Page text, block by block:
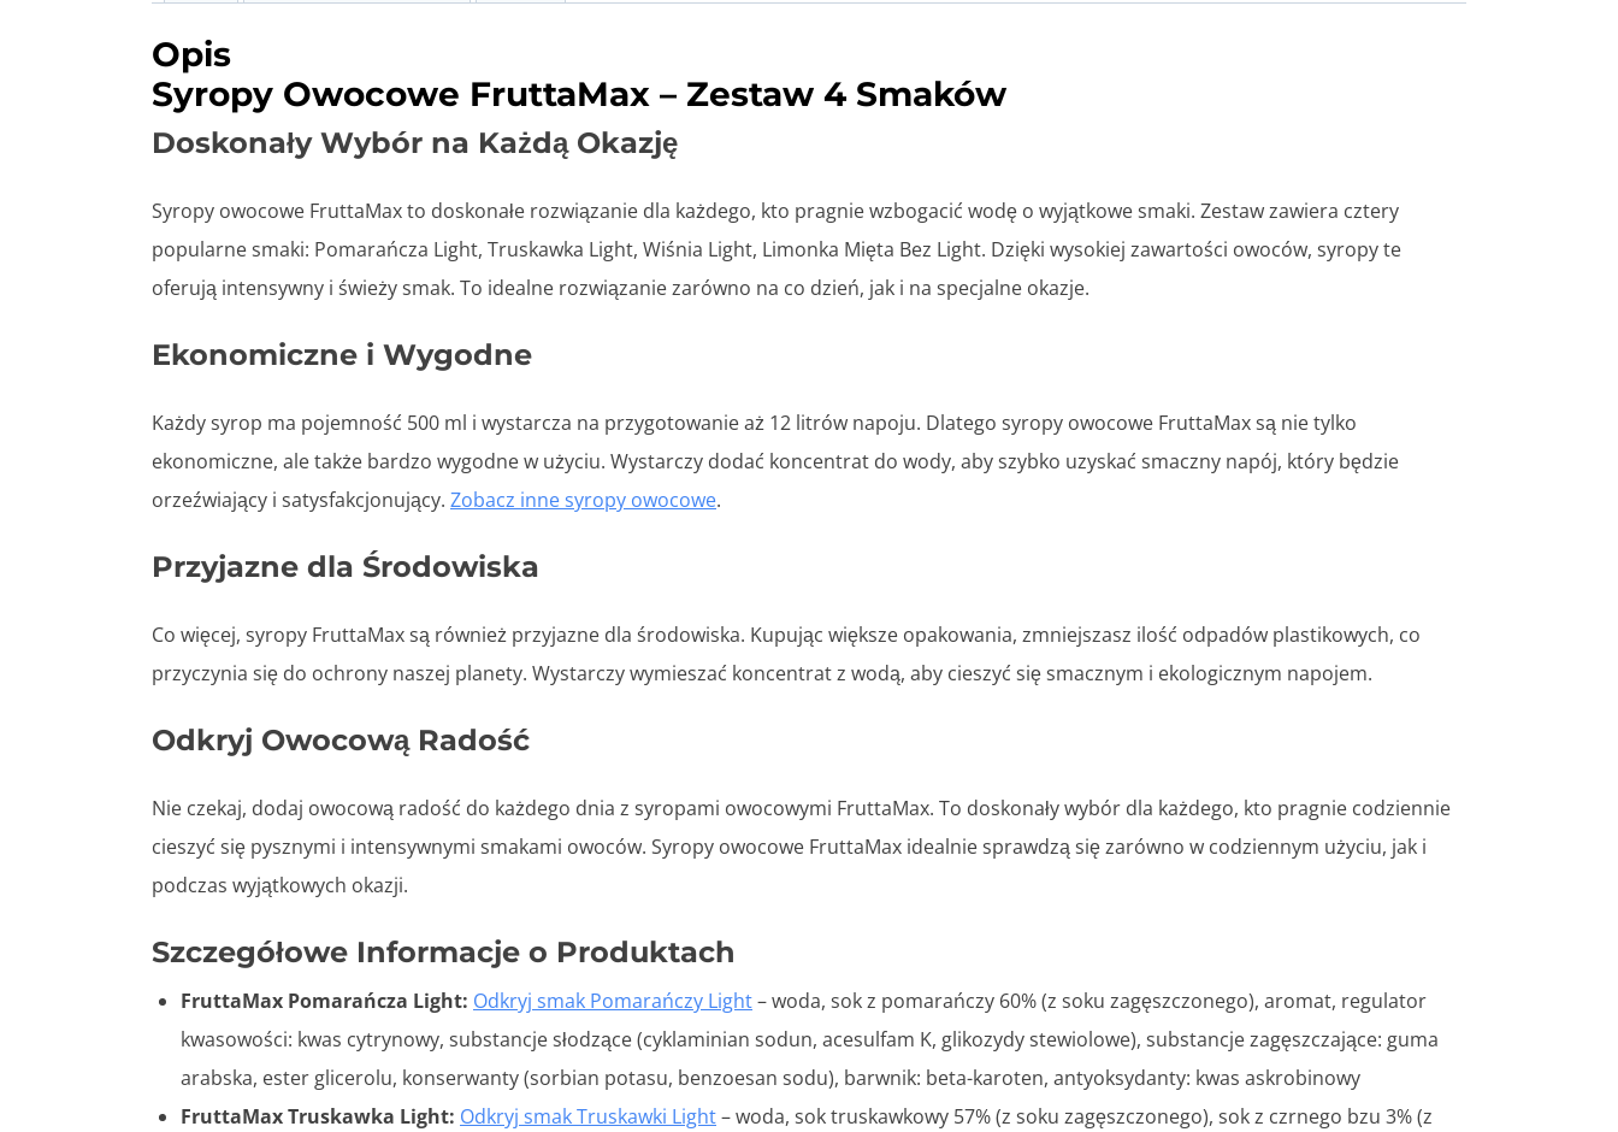
Opis
Syropy Owocowe FruttaMax – Zestaw 4 Smaków
Doskonały Wybór na Każdą Okazję
Syropy owocowe FruttaMax to doskonałe rozwiązanie dla każdego, kto pragnie wzbogacić wodę o wyjątkowe smaki. Zestaw zawiera cztery
popularne smaki: Pomarańcza Light, Truskawka Light, Wiśnia Light, Limonka Mięta Bez Light. Dzięki wysokiej zawartości owoców, syropy te
oferują intensywny i świeży smak. To idealne rozwiązanie zarówno na co dzień, jak i na specjalne okazje.
Ekonomiczne i Wygodne
Każdy syrop ma pojemność 500 ml i wystarcza na przygotowanie aż 12 litrów napoju. Dlatego syropy owocowe FruttaMax są nie tylko
ekonomiczne, ale także bardzo wygodne w użyciu. Wystarczy dodać koncentrat do wody, aby szybko uzyskać smaczny napój, który będzie
orzeźwiający i satysfakcjonujący. Zobacz inne syropy owocowe.
Przyjazne dla Środowiska
Co więcej, syropy FruttaMax są również przyjazne dla środowiska. Kupując większe opakowania, zmniejszasz ilość odpadów plastikowych, co
przyczynia się do ochrony naszej planety. Wystarczy wymieszać koncentrat z wodą, aby cieszyć się smacznym i ekologicznym napojem.
Odkryj Owocową Radość
Nie czekaj, dodaj owocową radość do każdego dnia z syropami owocowymi FruttaMax. To doskonały wybór dla każdego, kto pragnie codziennie
cieszyć się pysznymi i intensywnymi smakami owoców. Syropy owocowe FruttaMax idealnie sprawdzą się zarówno w codziennym użyciu, jak i
podczas wyjątkowych okazji.
Szczegółowe Informacje o Produktach
FruttaMax Pomarańcza Light: Odkryj smak Pomarańczy Light– woda, sok z pomarańczy 60% (z soku zagęszczonego), aromat, regulator
kwasowości: kwas cytrynowy, substancje słodzące (cyklaminian sodun, acesulfam K, glikozydy stewiolowe), substancje zagęszczające: guma
arabska, ester glicerolu, konserwanty (sorbian potasu, benzoesan sodu), barwnik: beta-karoten, antyoksydanty: kwas askrobinowy
FruttaMax Truskawka Light: Odkryj smak Truskawki Light– woda, sok truskawkowy 57% (z soku zagęszczonego), sok z czrnego bzu 3% (z